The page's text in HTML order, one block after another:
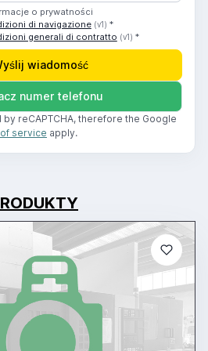
o prywatności
di navigazione (v1) *
generali di contratto (v1) *
wiadomość
numer telefonu
reCAPTCHA, therefore the Google
service apply.